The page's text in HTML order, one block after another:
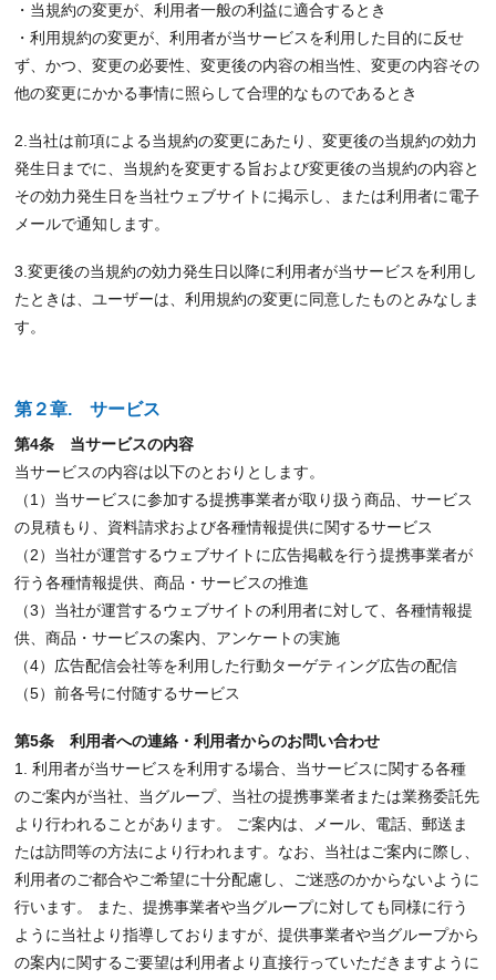
・当規約の変更が、利用者一般の利益に適合するとき
・利用規約の変更が、利用者が当サービスを利用した目的に反せ
ず、かつ、変更の必要性、変更後の内容の相当性、変更の内容その
他の変更にかかる事情に照らして合理的なものであるとき
2.当社は前項による当規約の変更にあたり、変更後の当規約の効力
発生日までに、当規約を変更する旨および変更後の当規約の内容と
その効力発生日を当社ウェブサイトに掲示し、または利用者に電子
メールで通知します。
3.変更後の当規約の効力発生日以降に利用者が当サービスを利用し
たときは、ユーザーは、利用規約の変更に同意したものとみなしま
す。
第２章. サービス
第4条 当サービスの内容
当サービスの内容は以下のとおりとします。
（1）当サービスに参加する提携事業者が取り扱う商品、サービス
の見積もり、資料請求および各種情報提供に関するサービス
（2）当社が運営するウェブサイトに広告掲載を行う提携事業者が
行う各種情報提供、商品・サービスの推進
（3）当社が運営するウェブサイトの利用者に対して、各種情報提
供、商品・サービスの案内、アンケートの実施
（4）広告配信会社等を利用した行動ターゲティング広告の配信
（5）前各号に付随するサービス
第5条 利用者への連絡・利用者からのお問い合わせ
1. 利用者が当サービスを利用する場合、当サービスに関する各種
のご案内が当社、当グループ、当社の提携事業者または業務委託先
より行われることがあります。 ご案内は、メール、電話、郵送ま
たは訪問等の方法により行われます。なお、当社はご案内に際し、
利用者のご都合やご希望に十分配慮し、ご迷惑のかからないように
行います。 また、提携事業者や当グループに対しても同様に行う
ように当社より指導しておりますが、提供事業者や当グループから
の案内に関するご要望は利用者より直接行っていただきますように